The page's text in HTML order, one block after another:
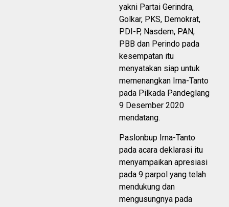
yakni Partai Gerindra,
Golkar, PKS, Demokrat,
PDI-P, Nasdem, PAN,
PBB dan Perindo pada
kesempatan itu
menyatakan siap untuk
memenangkan Irna-Tanto
pada Pilkada Pandeglang
9 Desember 2020
mendatang.
Paslonbup Irna-Tanto
pada acara deklarasi itu
menyampaikan apresiasi
pada 9 parpol yang telah
mendukung dan
mengusungnya pada